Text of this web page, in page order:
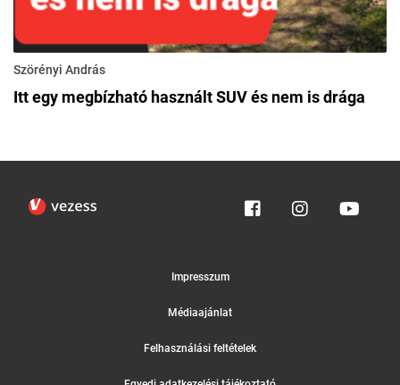
Szörényi András
Itt egy megbízható használt SUV és nem is drága
Impresszum
Médiaajánlat
Felhasználási feltételek